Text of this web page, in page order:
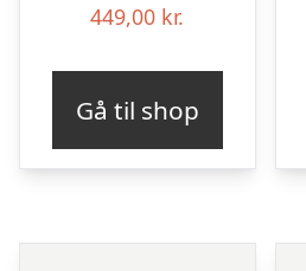
449,00 kr.
Gå til shop